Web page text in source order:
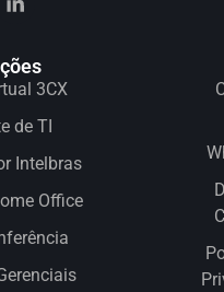
3CX
de TI
Intelbras
Office